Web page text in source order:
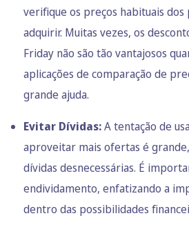
verifique os preços habituais dos
adquirir. Muitas vezes, os
Friday não são tão vantajosos
aplicações de comparação de
grande ajuda.
Evitar Dívidas:A tentação de
aproveitar mais ofertas é
dívidas desnecessárias. É
endividamento, enfatizando a
dentro das possibilidades